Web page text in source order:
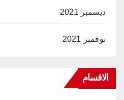
ديسمبر 2021
نوفمبر 2021
الاقسام